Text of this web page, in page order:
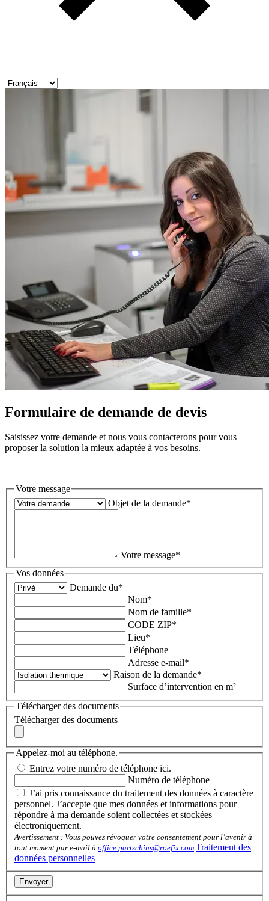
Formulaire de demande de devis
Saisissez votre demande et nous vous contacterons pour vous
proposer la solution la mieux adaptée à vos besoins.
Votre message
Objet de la demande*
Votre message*
Vos données
Demande du*
Nom*
Nom de famille*
CODE ZIP*
Lieu*
Téléphone
Adresse e-mail*
Raison de la demande*
Surface d’intervention en m²
Télécharger des documents
Télécharger des documents
Appelez-moi au téléphone.
Entrez votre numéro de téléphone ici.
Numéro de téléphone
personnel. J’accepte que mes données et informations pour
répondre à ma demande soient collectées et stockées
électroniquement.
Avertissement : Vous pouvez révoquer votre consentement pour l’avenir à
tout moment par e-mail à office.partschins@roefix.com Traitement des
données personnelles